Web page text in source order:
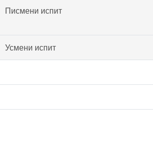
Писмени испит
Усмени испит